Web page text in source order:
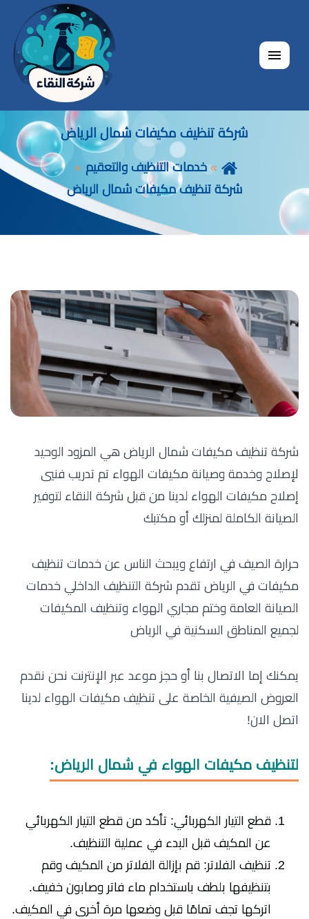
القائمة
شركة تنظيف مكيفات شمال الرياض
خدمات التنظيف والتعقيم
شركة تنظيف مكيفات شمال الرياض
شركة تنظيف مكيفات شمال الرياض هي المزود الوحيد
لإصلاح وخدمة وصيانة مكيفات الهواء تم تدريب فنيي
إصلاح مكيفات الهواء لدينا من قبل شركة النقاء لتوفير
الصيانة الكاملة لمنزلك أو مكتبك
حرارة الصيف في ارتفاع ويبحث الناس عن خدمات تنظيف
مكيفات في الرياض تقدم شركة التنظيف الداخلي خدمات
الصيانة العامة وختم مجاري الهواء وتنظيف المكيفات
لجميع المناطق السكنية في الرياض
يمكنك إما الاتصال بنا أو حجز موعد عبر الإنترنت نحن نقدم
العروض الصيفية الخاصة على تنظيف مكيفات الهواء لدينا
اتصل الان!
لتنظيف مكيفات الهواء في شمال الرياض:
قطع التيار الكهربائي: تأكد من قطع التيار الكهربائي
عن المكيف قبل البدء في عملية التنظيف.
تنظيف الفلاتر: قم بإزالة الفلاتر من المكيف وقم
بتنظيفها بلطف باستخدام ماء فاتر وصابون خفيف.
اتركها تجف تمامًا قبل وضعها مرة أخرى في المكيف.